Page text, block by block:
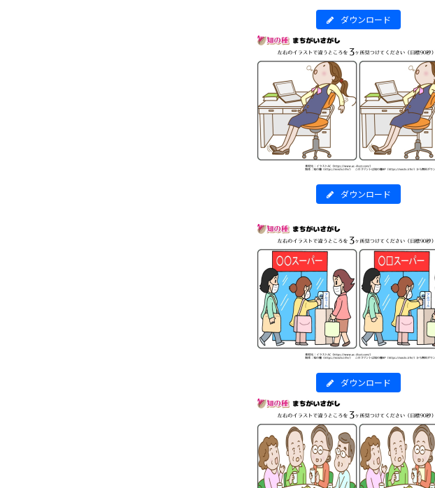
ダウンロード
ダウンロード
ダウンロード